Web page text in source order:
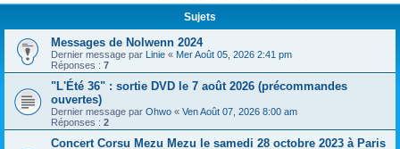
Sujets
Messages de Nolwenn 2024
Dernier message par Linie « Mer Août 05, 2026 2:41 pm
Réponses : 7
"L'Été 36" : sortie DVD le 7 août 2026 (précommandes
ouvertes)
Dernier message par Ohwo « Ven Août 07, 2026 8:00 am
Réponses : 2
Concert Corsu Mezu Mezu le samedi 28 octobre 2023 à Paris